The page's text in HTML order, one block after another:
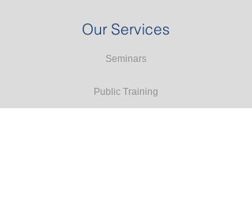
Our Services
Seminars
Public Training